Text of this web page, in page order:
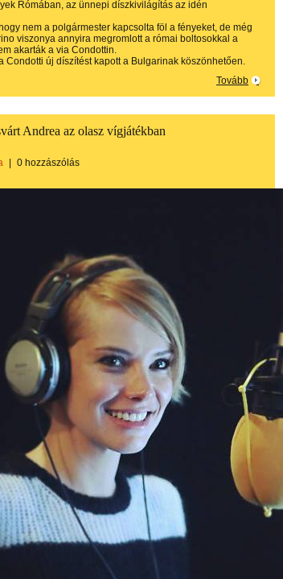
Rómában, az ünnepi díszkivilágítás az idén
nem a polgármester kapcsolta föl a fényeket, de még
viszonya annyira megromlott a római boltosokkal a
akarták a via Condottin.
Condotti új díszítést kapott a Bulgarinak köszönhetően.
Tovább
Andrea az olasz vígjátékban
0 hozzászólás